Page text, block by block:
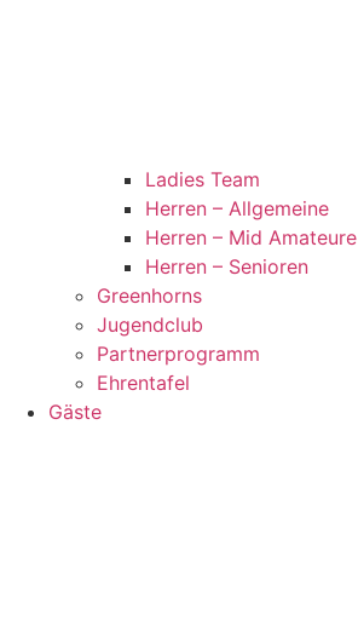
Ladies Team
Herren – Allgemeine
Herren – Mid Amateure
Herren – Senioren
Greenhorns
Jugendclub
Partnerprogramm
Ehrentafel
Gäste